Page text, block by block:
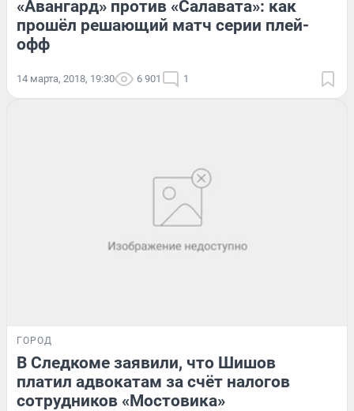
«Авангард» против «Салавата»: как
прошёл решающий матч серии плей-
офф
14 марта, 2018, 19:30 6 901 1
ГОРОД
В Следкоме заявили, что Шишов
платил адвокатам за счёт налогов
сотрудников «Мостовика»